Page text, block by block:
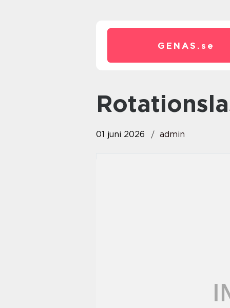
GENAS. se
01 juni 2026 admin